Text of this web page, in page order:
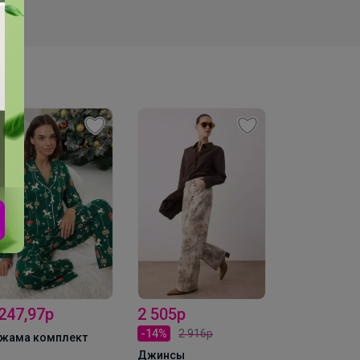
Çoçuk Sevgi Kolye
2 916р
2 714,97р
Жакет